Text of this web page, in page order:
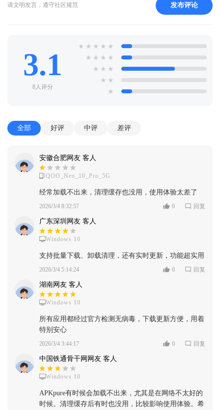
请文明发言，遵守社区规范 发布评论
3.1
8人评分
★ ★ ★ ★ ★
★ ★ ★ ★
★ ★ ★
★ ★
★
全部 好评 中评 差评
安徽合肥网友 客人
IQOO_Neo_10_Pro_5G
经常加载不出来，清理缓存也没用，使用体验太差了
2026/3/4 8:32:57 0 回复
广东深圳网友 客人
Windows 10
支持批量下载、卸载清理，还有实时更新，功能超实用
2026/3/4 5:14:24 0 回复
湖南网友 客人
Windows 10
所有应用都经过官方检测无病毒，下载更新方便，用着
特别安心
2026/3/4 3:44:17 0 回复
中国铁通骨干网网友 客人
Windows 10
APKpure有时候会加载不出来，尤其是在网络不太好的
时候。清理缓存后有时也没用，比较影响使用体验。希